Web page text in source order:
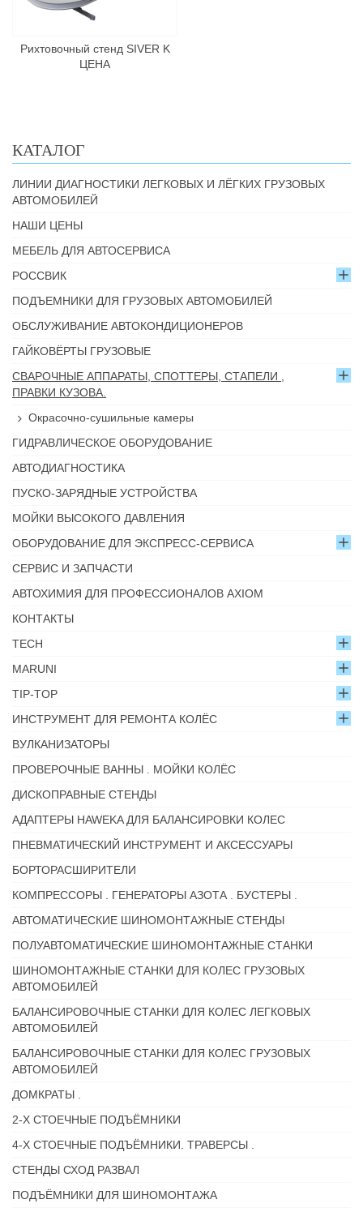
Рихтовочный стенд SIVER K
ЦЕНА
КАТАЛОГ
ЛИНИИ ДИАГНОСТИКИ ЛЕГКОВЫХ И ЛЁГКИХ ГРУЗОВЫХ
АВТОМОБИЛЕЙ
НАШИ ЦЕНЫ
МЕБЕЛЬ ДЛЯ АВТОСЕРВИСА
РОССВИК
ПОДЪЕМНИКИ ДЛЯ ГРУЗОВЫХ АВТОМОБИЛЕЙ
ОБСЛУЖИВАНИЕ АВТОКОНДИЦИОНЕРОВ
ГАЙКОВЁРТЫ ГРУЗОВЫЕ
СВАРОЧНЫЕ АППАРАТЫ, СПОТТЕРЫ, СТАПЕЛИ ,
ПРАВКИ КУЗОВА.
Окрасочно-сушильные камеры
ГИДРАВЛИЧЕСКОЕ ОБОРУДОВАНИЕ
АВТОДИАГНОСТИКА
ПУСКО-ЗАРЯДНЫЕ УСТРОЙСТВА
МОЙКИ ВЫСОКОГО ДАВЛЕНИЯ
ОБОРУДОВАНИЕ ДЛЯ ЭКСПРЕСС-СЕРВИСА
СЕРВИС И ЗАПЧАСТИ
АВТОХИМИЯ ДЛЯ ПРОФЕССИОНАЛОВ AXIOM
КОНТАКТЫ
TECH
MARUNI
TIP-TOP
ИНСТРУМЕНТ ДЛЯ РЕМОНТА КОЛЁС
ВУЛКАНИЗАТОРЫ
ПРОВЕРОЧНЫЕ ВАННЫ . МОЙКИ КОЛЁС
ДИСКОПРАВНЫЕ СТЕНДЫ
АДАПТЕРЫ HAWEKA ДЛЯ БАЛАНСИРОВКИ КОЛЕС
ПНЕВМАТИЧЕСКИЙ ИНСТРУМЕНТ И АКСЕССУАРЫ
БОРТОРАСШИРИТЕЛИ
КОМПРЕССОРЫ . ГЕНЕРАТОРЫ АЗОТА . БУСТЕРЫ .
АВТОМАТИЧЕСКИЕ ШИНОМОНТАЖНЫЕ СТЕНДЫ
ПОЛУАВТОМАТИЧЕСКИЕ ШИНОМОНТАЖНЫЕ СТАНКИ
ШИНОМОНТАЖНЫЕ СТАНКИ ДЛЯ КОЛЕС ГРУЗОВЫХ
АВТОМОБИЛЕЙ
БАЛАНСИРОВОЧНЫЕ СТАНКИ ДЛЯ КОЛЕС ЛЕГКОВЫХ
АВТОМОБИЛЕЙ
БАЛАНСИРОВОЧНЫЕ СТАНКИ ДЛЯ КОЛЕС ГРУЗОВЫХ
АВТОМОБИЛЕЙ
ДОМКРАТЫ .
2-Х СТОЕЧНЫЕ ПОДЪЁМНИКИ
4-Х СТОЕЧНЫЕ ПОДЪЁМНИКИ. ТРАВЕРСЫ .
СТЕНДЫ СХОД РАЗВАЛ
ПОДЪЁМНИКИ ДЛЯ ШИНОМОНТАЖА